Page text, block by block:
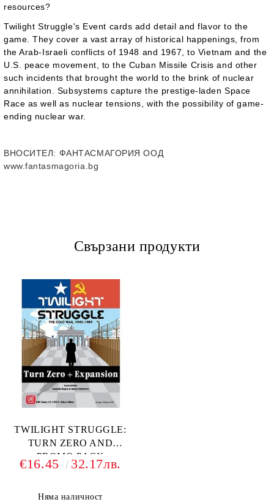
resources?
Twilight Struggle's Event cards add detail and flavor to the
game. They cover a vast array of historical happenings, from
the Arab-Israeli conflicts of 1948 and 1967, to Vietnam and the
U.S. peace movement, to the Cuban Missile Crisis and other
such incidents that brought the world to the brink of nuclear
annihilation. Subsystems capture the prestige-laden Space
Race as well as nuclear tensions, with the possibility of game-
ending nuclear war.
ВНОСИТЕЛ: ФАНТАСМАГОРИЯ ООД
www.fantasmagoria.bg
Свързани продукти
TWILIGHT STRUGGLE:
TURN ZERO AND
PROMO PACK
€16.45 32.17лв.
Няма наличност